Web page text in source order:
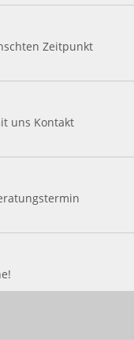
Zeitpunkt
uns Kontakt